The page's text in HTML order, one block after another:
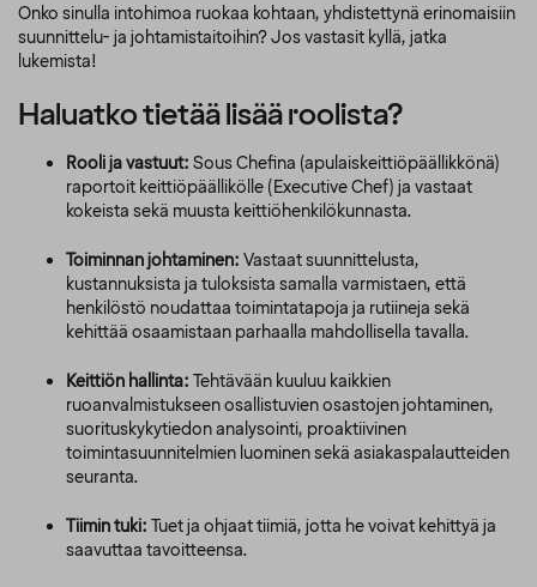
Onko sinulla intohimoa ruokaa kohtaan, yhdistettynä erinomaisiin
suunnittelu- ja johtamistaitoihin? Jos vastasit kyllä, jatka
lukemista!
Haluatko tietää lisää roolista?
Rooli ja vastuut: Sous Chefina (apulaiskeittiöpäällikkönä)
raportoit keittiöpäällikölle (Executive Chef) ja vastaat
kokeista sekä muusta keittiöhenkilökunnasta.
Toiminnan johtaminen: Vastaat suunnittelusta,
kustannuksista ja tuloksista samalla varmistaen, että
henkilöstö noudattaa toimintatapoja ja rutiineja sekä
kehittää osaamistaan parhaalla mahdollisella tavalla.
Keittiön hallinta: Tehtävään kuuluu kaikkien
ruoanvalmistukseen osallistuvien osastojen johtaminen,
suorituskykytiedon analysointi, proaktiivinen
toimintasuunnitelmien luominen sekä asiakaspalautteiden
seuranta.
Tiimin tuki: Tuet ja ohjaat tiimiä, jotta he voivat kehittyä ja
saavuttaa tavoitteensa.